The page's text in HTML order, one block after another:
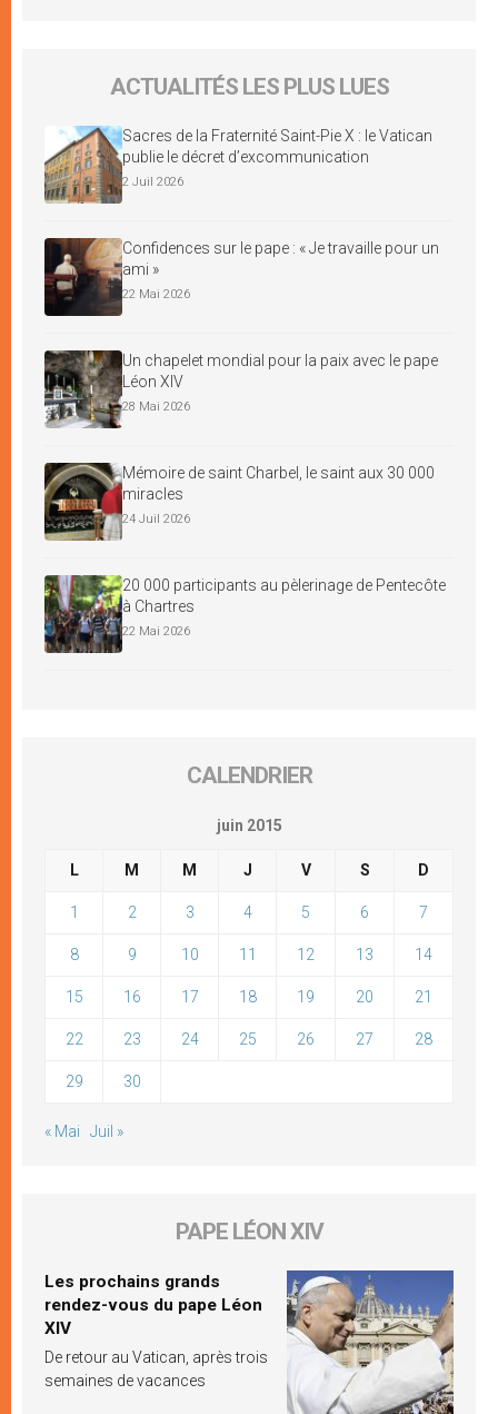
ACTUALITÉS LES PLUS LUES
Sacres de la Fraternité Saint-Pie X : le Vatican
publie le décret d’excommunication
2 Juil 2026
Confidences sur le pape : « Je travaille pour un
ami »
22 Mai 2026
Un chapelet mondial pour la paix avec le pape
Léon XIV
28 Mai 2026
Mémoire de saint Charbel, le saint aux 30 000
miracles
24 Juil 2026
20 000 participants au pèlerinage de Pentecôte
à Chartres
22 Mai 2026
CALENDRIER
juin 2015
L M M J V S D
1 2 3 4 5 6 7
8 9 10 11 12 13 14
15 16 17 18 19 20 21
22 23 24 25 26 27 28
29 30
« Mai Juil »
PAPE LÉON XIV
Les prochains grands
rendez-vous du pape Léon
XIV
De retour au Vatican, après trois
semaines de vacances